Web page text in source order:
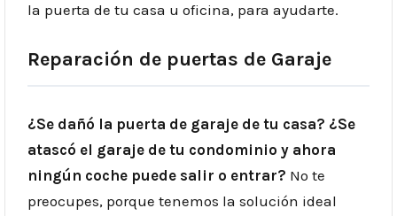
la puerta de tu casa u oficina, para ayudarte.
Reparación de puertas de Garaje
¿Se dañó la puerta de garaje de tu casa? ¿Se
atascó el garaje de tu condominio y ahora
ningún coche puede salir o entrar? No te
preocupes, porque tenemos la solución ideal